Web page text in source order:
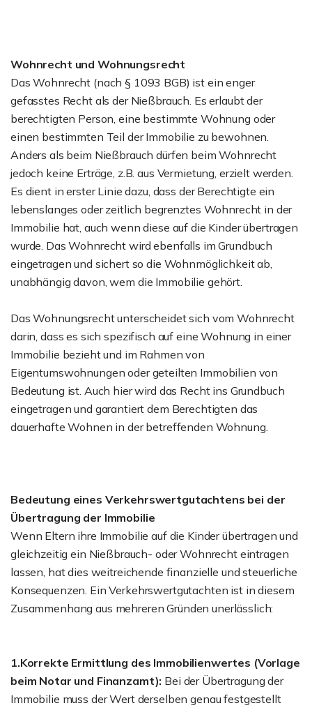
Wohnrecht und Wohnungsrecht
Das Wohnrecht (nach § 1093 BGB) ist ein enger
gefasstes Recht als der Nießbrauch. Es erlaubt der
berechtigten Person, eine bestimmte Wohnung oder
einen bestimmten Teil der Immobilie zu bewohnen.
Anders als beim Nießbrauch dürfen beim Wohnrecht
jedoch keine Erträge, z.B. aus Vermietung, erzielt werden.
Es dient in erster Linie dazu, dass der Berechtigte ein
lebenslanges oder zeitlich begrenztes Wohnrecht in der
Immobilie hat, auch wenn diese auf die Kinder übertragen
wurde. Das Wohnrecht wird ebenfalls im Grundbuch
eingetragen und sichert so die Wohnmöglichkeit ab,
unabhängig davon, wem die Immobilie gehört.
Das Wohnungsrecht unterscheidet sich vom Wohnrecht
darin, dass es sich spezifisch auf eine Wohnung in einer
Immobilie bezieht und im Rahmen von
Eigentumswohnungen oder geteilten Immobilien von
Bedeutung ist. Auch hier wird das Recht ins Grundbuch
eingetragen und garantiert dem Berechtigten das
dauerhafte Wohnen in der betreffenden Wohnung.
Bedeutung eines Verkehrswertgutachtens bei der
Übertragung der Immobilie
Wenn Eltern ihre Immobilie auf die Kinder übertragen und
gleichzeitig ein Nießbrauch- oder Wohnrecht eintragen
lassen, hat dies weitreichende finanzielle und steuerliche
Konsequenzen. Ein Verkehrswertgutachten ist in diesem
Zusammenhang aus mehreren Gründen unerlässlich:
1.Korrekte Ermittlung des Immobilienwertes (Vorlage
beim Notar und Finanzamt): Bei der Übertragung der
Immobilie muss der Wert derselben genau festgestellt